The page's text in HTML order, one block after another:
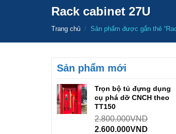
Rack cabinet 27U
Trang chủ / Sản phẩm được gắn thẻ
Sản phẩm mới
Trọn bộ tủ đựng dụng
cụ phá dỡ CNCH theo
TT150
2.800.000VND
2.600.000VND